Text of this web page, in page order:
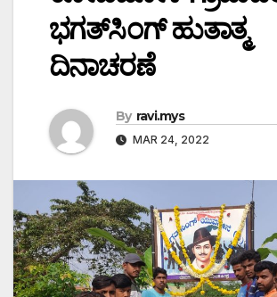
ಭಗತ್‌ಸಿಂಗ್ ಹುತಾತ್ಮ
ದಿನಾಚರಣೆ
By ravi.mys
MAR 24, 2022